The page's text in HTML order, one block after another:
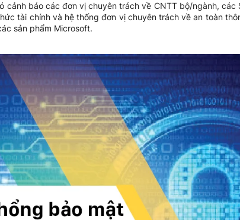
cảnh báo các đơn vị chuyên trách về CNTT bộ/ngành, các
tài chính và hệ thống đơn vị chuyên trách về an toàn
sản phẩm Microsoft.